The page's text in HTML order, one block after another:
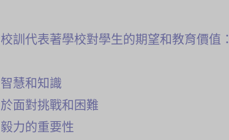
校訓代表著學校對學生的期望和教育價值：
慧和知識
面對挑戰和困難
力的重要性